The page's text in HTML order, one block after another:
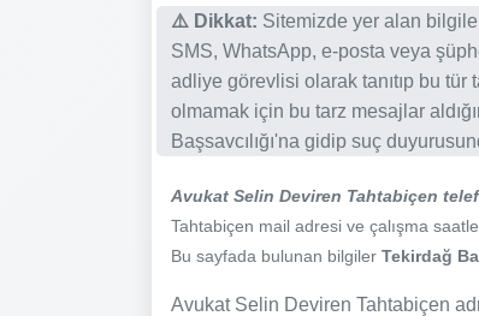
⚠️ Dikkat: Sitemizde yer alan
SMS, WhatsApp, e-posta veya
adliye görevlisi olarak tanıtıp bu tür
olmamak için bu tarz mesajlar
Başsavcılığı'na gidip suç
Avukat Selin Deviren Tahtabiçen
Tahtabiçen mail adresi ve çalışma
Bu sayfada bulunan bilgiler Tekirdağ
Avukat Selin Deviren Tahtabiçen